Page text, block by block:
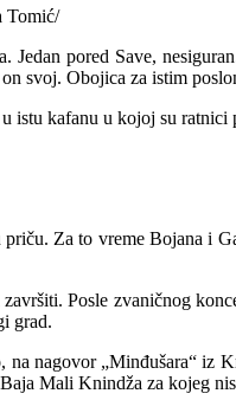
Tomić/
Jedan pored Save,
svoj. Obojica za istim
istu kafanu u kojoj su
Za to vreme Bojana i
Posle zvaničnog
grad.
nagovor „Minđušara“ iz
Mali Knindža za kojeg